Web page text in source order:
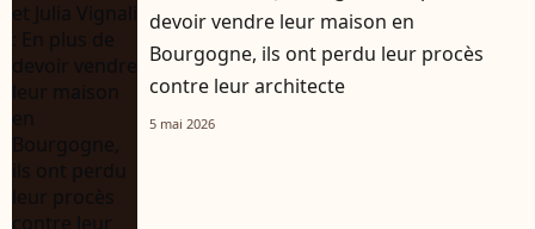
devoir vendre leur maison en
Bourgogne, ils ont perdu leur procès
contre leur architecte
5 mai 2026